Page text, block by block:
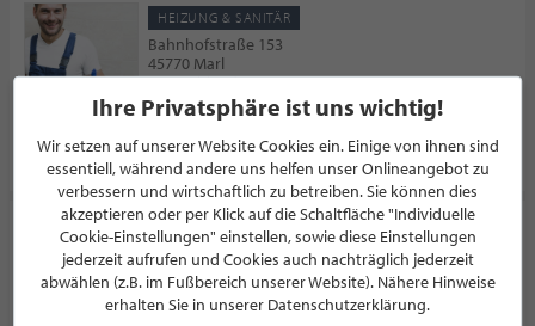
HEIZUNG & SANITÄR
Bahnhofstraße 153
45770 Marl
Deutschland
PROFIL
W & W Gebäudetechnik
HEIZUNG & SANITÄR
Hubertusstraße 39
Ihre Privatsphäre ist uns wichtig!
Wir setzen auf unserer Website Cookies ein. Einige von ihnen sind
essentiell, während andere uns helfen unser Onlineangebot zu
verbessern und wirtschaftlich zu betreiben. Sie können dies
akzeptieren oder per Klick auf die Schaltfläche "Individuelle
Cookie-Einstellungen" einstellen, sowie diese Einstellungen
jederzeit aufrufen und Cookies auch nachträglich jederzeit
abwählen (z.B. im Fußbereich unserer Website). Nähere Hinweise
erhalten Sie in unserer Datenschutzerklärung.